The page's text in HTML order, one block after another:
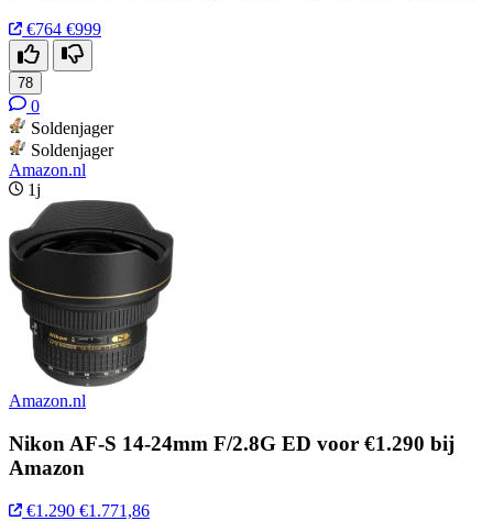
€764 €999
78
0
Soldenjager
Soldenjager
Amazon.nl
1j
Amazon.nl
Nikon AF-S 14-24mm F/2.8G ED voor €1.290 bij
Amazon
€1.290 €1.771,86